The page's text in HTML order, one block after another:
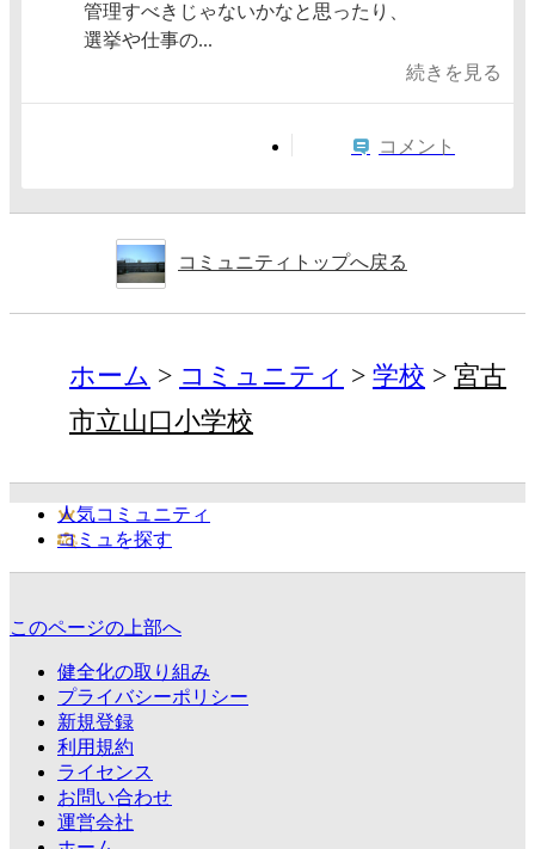
管理すべきじゃないかなと思ったり、
選挙や仕事の...
続きを見る
コメント
コミュニティトップへ戻る
ホーム コミュニティ 学校
宮古
市立山口小学校
人気コミュニティ
コミュを探す
このページの上部へ
健全化の取り組み
プライバシーポリシー
新規登録
利用規約
ライセンス
お問い合わせ
運営会社